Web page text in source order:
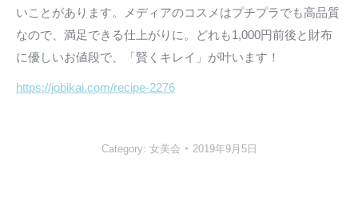
いことがあります。メディアのコスメはプチプラでも高品質
なので、満足できる仕上がりに。どれも1,000円前後と財布
に優しいお値段で、「賢くキレイ」が叶います！
https://jobikai.com/recipe-2276
Category: 女美会 2019年9月5日